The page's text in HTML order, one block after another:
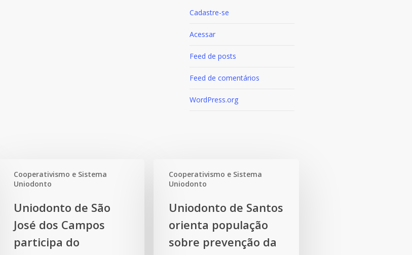
Cadastre-se
Acessar
Feed de posts
Feed de comentários
WordPress.org
Cooperativismo e Sistema
Uniodonto
Uniodonto de São
José dos Campos
participa do
Cooperativismo e Sistema
Uniodonto
Santos
orienta
Uniodonto de Santos
orienta população
sobre prevenção da